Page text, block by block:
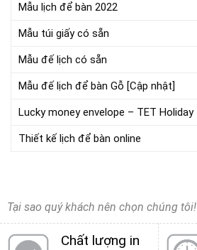
Mẫu lịch để bàn 2022
Mẫu túi giấy có sẵn
Mẫu đế lịch có sẵn
Mẫu đế lịch để bàn Gỗ [Cập nhật]
Lucky money envelope – TET Holiday
Thiết kế lịch để bàn online
Tại sao quý khách nên chọn chúng tôi!
Chất lượng in